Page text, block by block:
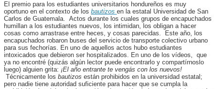
El premio para los estudiantes universitarios hondureños es muy
oportuno en el contexto de los bautizos en la estatal Universidad de San
Carlos de Guatemala. Actos durante los cuales grupos de encapuchados
humillan a los estudiantes nuevos, los intimidan, los obligan a hacer
cosas como arrastrase entre heces, y cosas parecidas. Este año, los
encapuchados robaron buses del servicio de transporte colectivo urbano
para sus fechorías. En uno de aquellos actos hubo estudiantes
intoxicados que debieron ser hospitalizados. En uno de los vídeos, que
ya no encontré (quizás algún lector puede encontrarlo y compartírnoslo
luego) alguien grita: ¡El año entrante te vengás con los nuevos!
Técnicamente los bautizos están prohibidos en la universidad estatal;
pero nadie tiene autoridad suficiente para hacer que se cumpla la